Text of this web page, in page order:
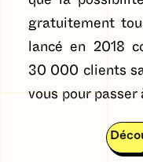
gratuitement
lancé en 2018
30 000 clients
vous pour